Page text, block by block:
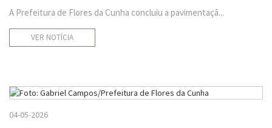
A Prefeitura de Flores da Cunha concluiu a pavimentaçã...
VER NOTÍCIA
04-05-2026